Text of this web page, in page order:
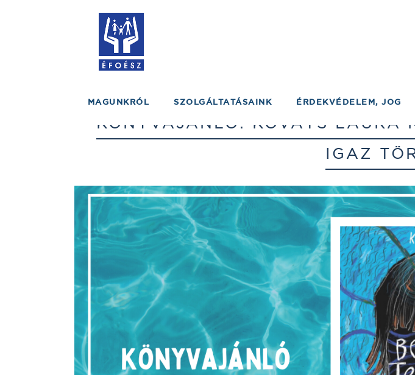
MAGUNKRÓL SZOLGÁLTATÁSAINK ÉRDEKVÉDELEM, JOG
KÖNYVAJÁNLÓ: KOVÁTS LAURA
IGAZ